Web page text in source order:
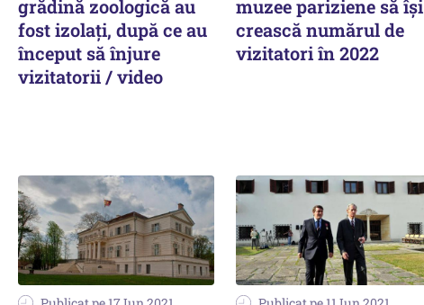
grădină zoologică au
fost izolați, după ce au
început să înjure
vizitatorii / video
muzee pariziene să își
crească numărul de
vizitatori în 2022